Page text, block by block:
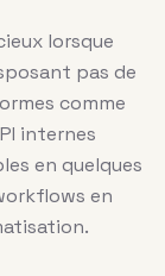
lorsque
pas de
comme
internes
en quelques
en